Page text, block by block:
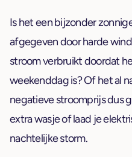
Is het een bijzonder
afgegeven door harde
stroom verbruikt doordat
weekenddag is? Of het al
negatieve stroomprijs dus
extra wasje of laad je
nachtelijke storm.